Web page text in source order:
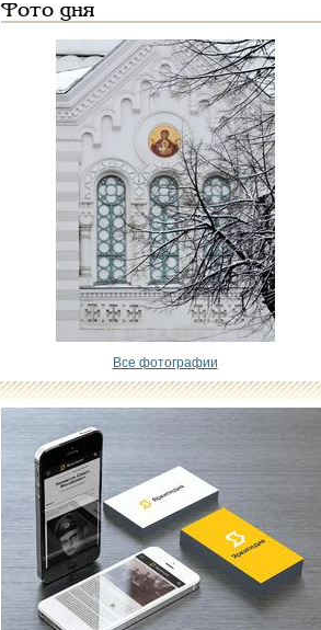
Фото дня
Все фотографии